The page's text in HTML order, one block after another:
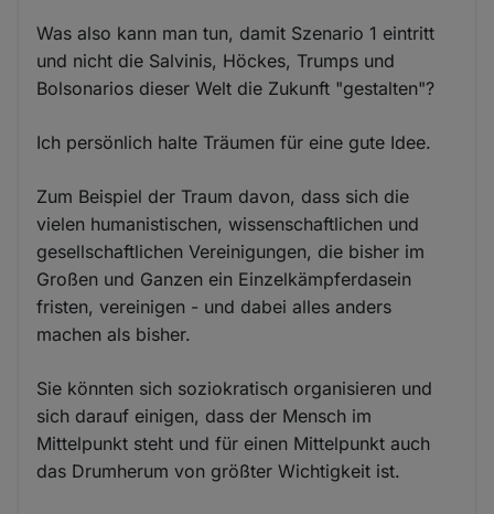
Was also kann man tun, damit Szenario 1 eintritt
und nicht die Salvinis, Höckes, Trumps und
Bolsonarios dieser Welt die Zukunft "gestalten"?
Ich persönlich halte Träumen für eine gute Idee.
Zum Beispiel der Traum davon, dass sich die
vielen humanistischen, wissenschaftlichen und
gesellschaftlichen Vereinigungen, die bisher im
Großen und Ganzen ein Einzelkämpferdasein
fristen, vereinigen - und dabei alles anders
machen als bisher.
Sie könnten sich soziokratisch organisieren und
sich darauf einigen, dass der Mensch im
Mittelpunkt steht und für einen Mittelpunkt auch
das Drumherum von größter Wichtigkeit ist.